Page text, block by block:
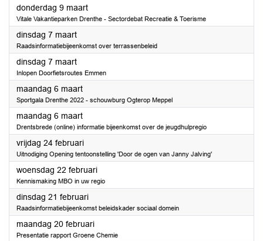
donderdag 9 maart2023
Vitale Vakantieparken Drenthe - Sectordebat Recreatie & Toerisme
dinsdag 7 maart2023
Raadsinformatiebijeenkomst over terrassenbeleid
dinsdag 7 maart2023
Inlopen Doorfietsroutes Emmen
maandag 6 maart2023
Sportgala Drenthe 2022 - schouwburg Ogterop Meppel
maandag 6 maart2023
Drentsbrede (online) informatie bijeenkomst over de jeugdhulpregio
vrijdag 24 februari2023
Uitnodiging Opening tentoonstelling 'Door de ogen van Janny Jalving'
woensdag 22 februari2023
Kennismaking MBO in uw regio
dinsdag 21 februari2023
Raadsinformatiebijeenkomst beleidskader sociaal domein
maandag 20 februari2023
Presentatie rapport Groene Chemie